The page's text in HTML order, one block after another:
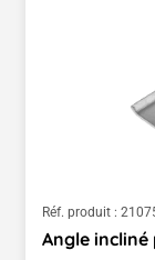
Réf. produit :
Angle incliné